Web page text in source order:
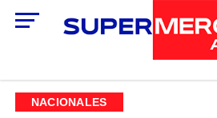
NACIONALES